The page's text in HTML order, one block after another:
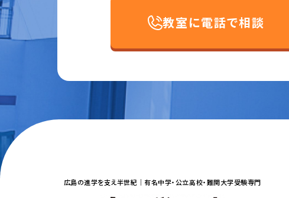
教室に電話で相談
広島の進学を支え半世紀｜有名中学・公立高校・難関大学受験専門